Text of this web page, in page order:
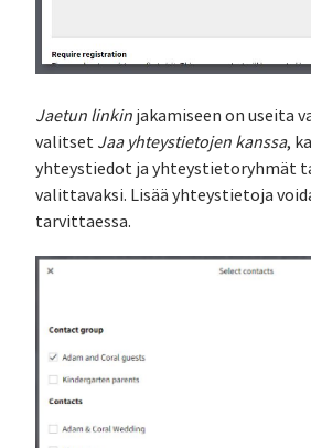
Jaetun linkin jakamiseen on useita
valitset Jaa yhteystietojen kanssa,
yhteystiedot ja yhteystietoryhmät
valittavaksi. Lisää yhteystietoja
tarvittaessa.